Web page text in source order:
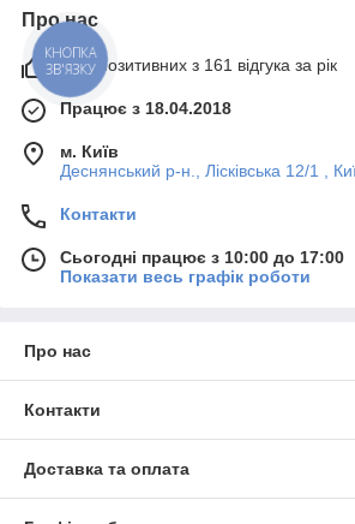
Про нас
95% позитивних з 161 відгука за рік
Працює з 18.04.2018
м. Київ
Деснянський р-н., Лісківська 12/1 ,
Контакти
Сьогодні працює з 10:00 до 17:00
Показати весь графік роботи
Про нас
Контакти
Доставка та оплата
КНОПКА
ЗВ'ЯЗКУ